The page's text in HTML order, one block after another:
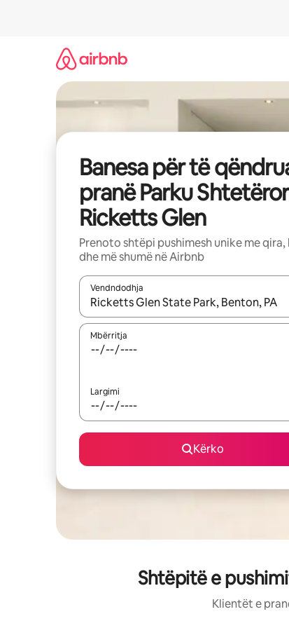
Banesa për të
pranë Parku Shtetëror
Ricketts Glen
Prenoto shtëpi pushimesh unike me qira,
dhe më shumë në Airbnb
Vendndodhja
Kur rezultatet të jenë të disponueshme,
Mbërritja
Largimi
Kërko
Shtëpitë e
Klientët e